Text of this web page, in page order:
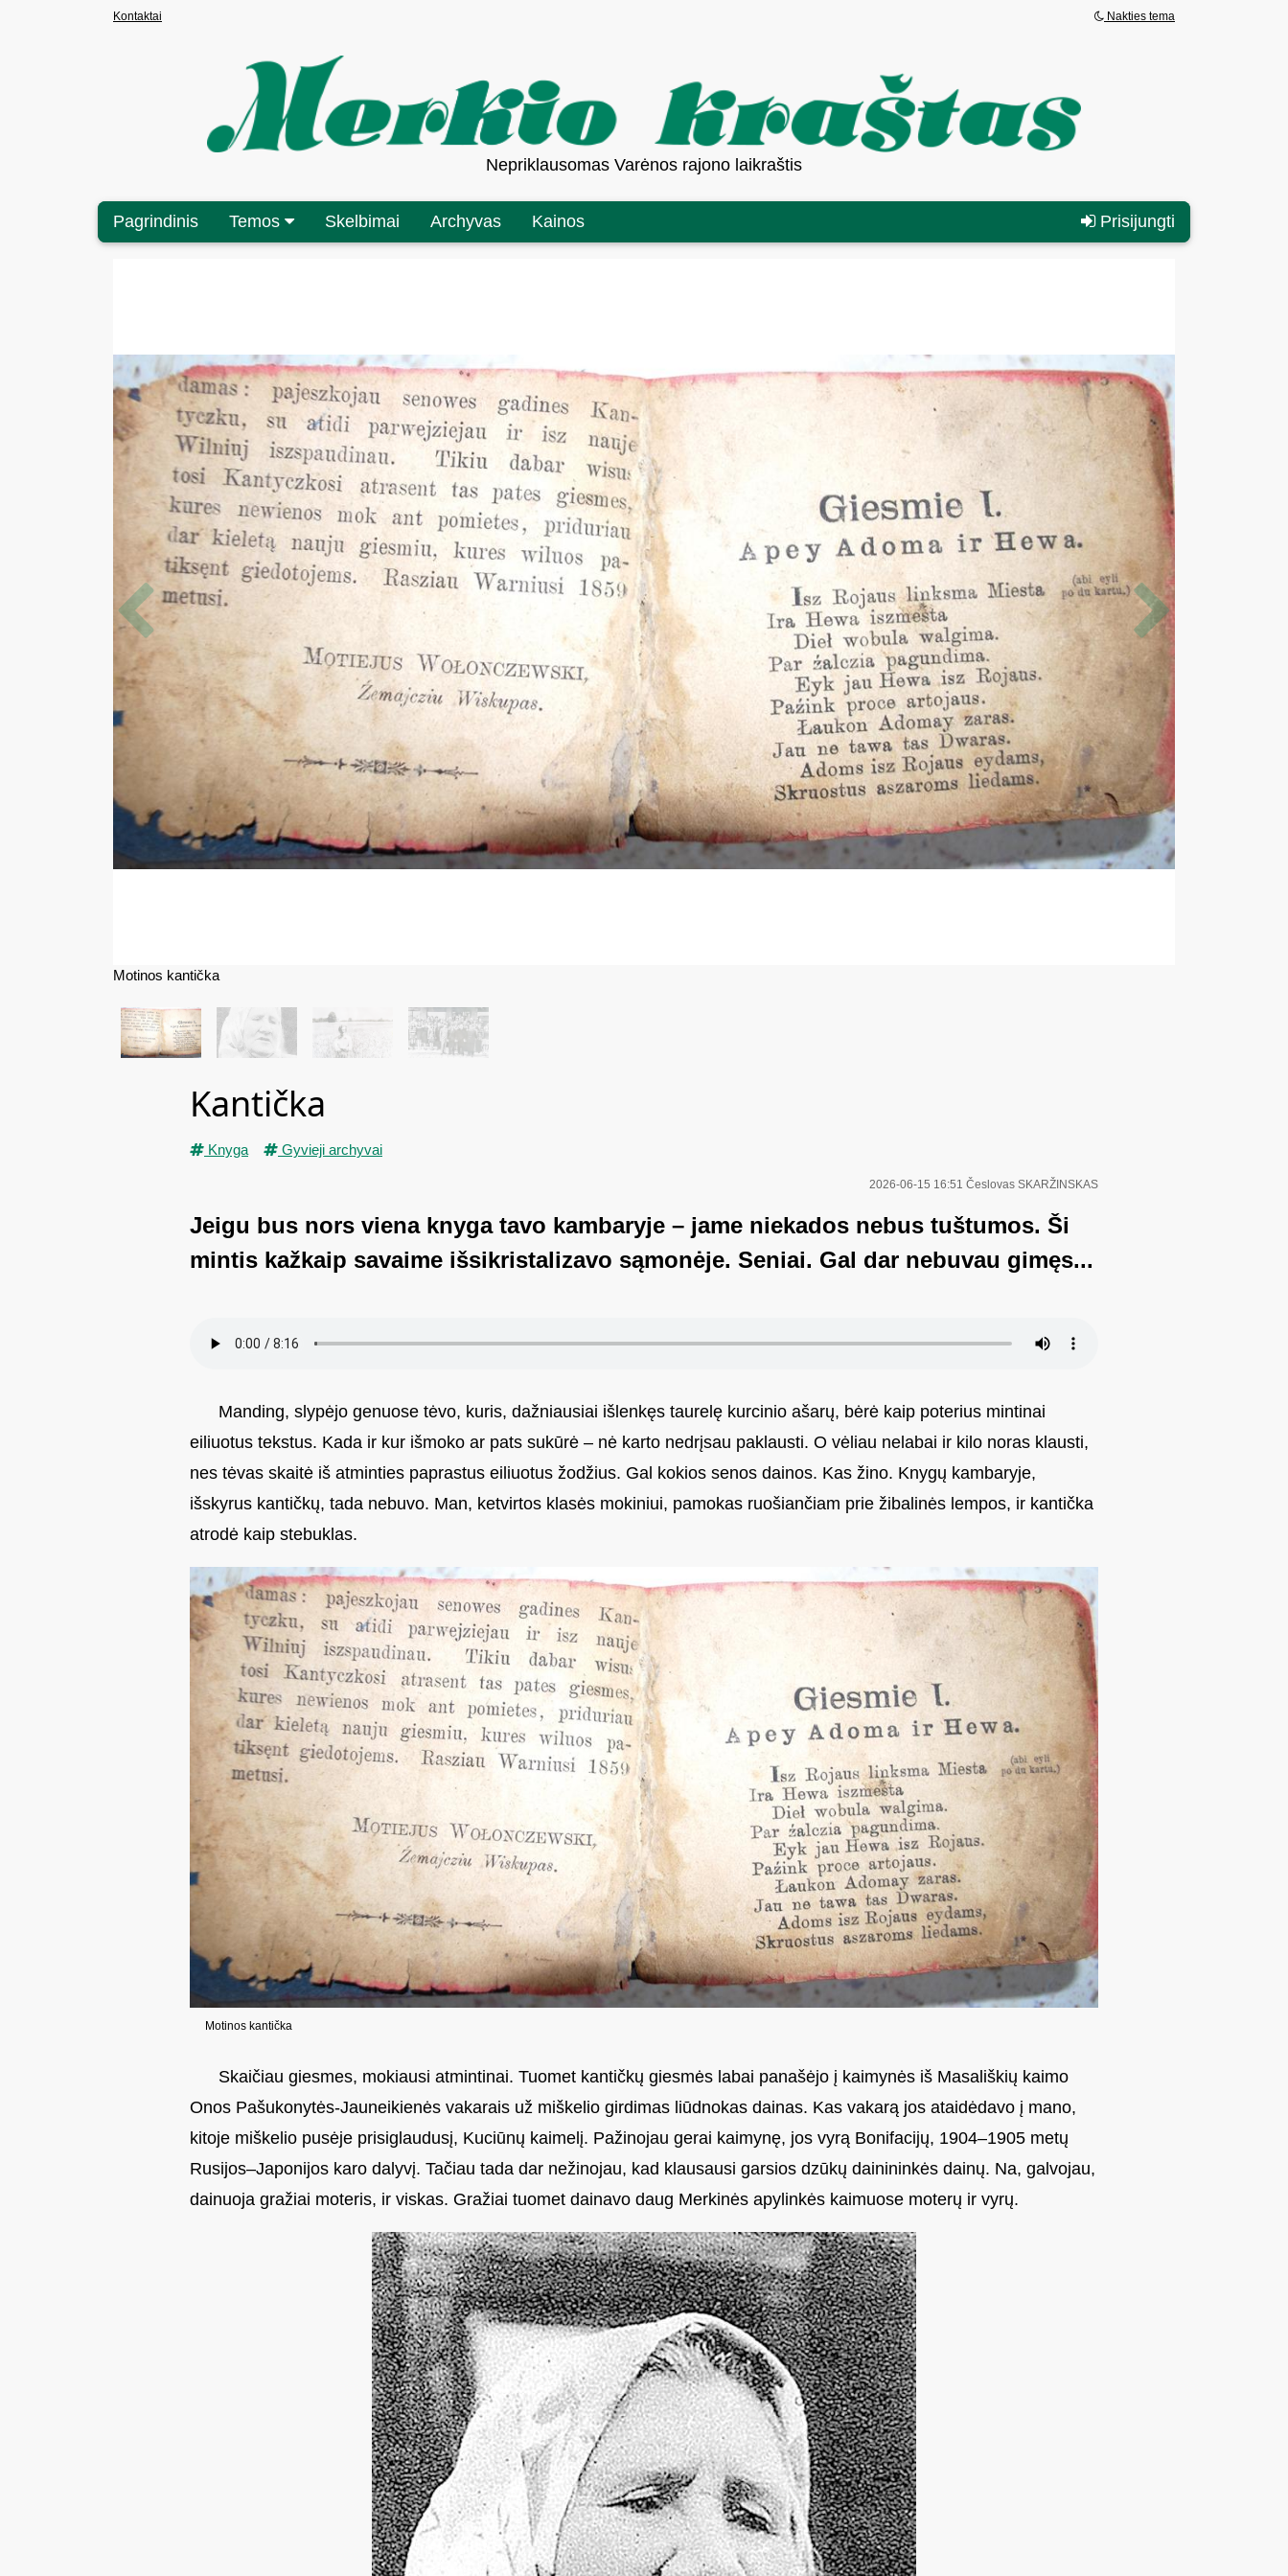
Nakties tema
Kontaktai
Nepriklausomas Varėnos rajono laikraštis
Prisijungti
Pagrindinis Temos Skelbimai Archyvas Kainos
Motinos kantička
Kantička
Knyga Gyvieji archyvai
2026-06-15 16:51 Česlovas SKARŽINSKAS
Jeigu bus nors viena knyga tavo kambaryje – jame niekados nebus tuštumos. Ši
mintis kažkaip savaime išsikristalizavo sąmonėje. Seniai. Gal dar nebuvau gimęs...
Manding, slypėjo genuose tėvo, kuris, dažniausiai išlenkęs taurelę kurcinio ašarų, bėrė kaip poterius mintinai
eiliuotus tekstus. Kada ir kur išmoko ar pats sukūrė – nė karto nedrįsau paklausti. O vėliau nelabai ir kilo noras klausti,
nes tėvas skaitė iš atminties paprastus eiliuotus žodžius. Gal kokios senos dainos. Kas žino. Knygų kambaryje,
išskyrus kantičkų, tada nebuvo. Man, ketvirtos klasės mokiniui, pamokas ruošiančiam prie žibalinės lempos, ir kantička
atrodė kaip stebuklas.
Motinos kantička
Skaičiau giesmes, mokiausi atmintinai. Tuomet kantičkų giesmės labai panašėjo į kaimynės iš Masališkių kaimo
Onos Pašukonytės-Jauneikienės vakarais už miškelio girdimas liūdnokas dainas. Kas vakarą jos ataidėdavo į mano,
kitoje miškelio pusėje prisiglaudusį, Kuciūnų kaimelį. Pažinojau gerai kaimynę, jos vyrą Bonifacijų, 1904–1905 metų
Rusijos–Japonijos karo dalyvį. Tačiau tada dar nežinojau, kad klausausi garsios dzūkų dainininkės dainų. Na, galvojau,
dainuoja gražiai moteris, ir viskas. Gražiai tuomet dainavo daug Merkinės apylinkės kaimuose moterų ir vyrų.